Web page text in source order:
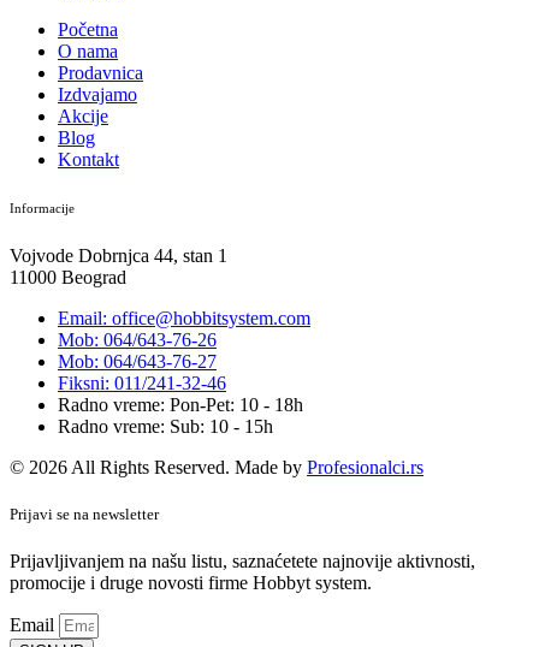
Početna
O nama
Prodavnica
Izdvajamo
Akcije
Blog
Kontakt
Informacije
Vojvode Dobrnjca 44, stan 1
11000 Beograd
Email: office@hobbitsystem.com
Mob: 064/643-76-26
Mob: 064/643-76-27
Fiksni: 011/241-32-46
Radno vreme: Pon-Pet: 10 - 18h
Radno vreme: Sub: 10 - 15h
© 2026 All Rights Reserved. Made by Profesionalci.rs
Prijavi se na newsletter
Prijavljivanjem na našu listu, saznaćetete najnovije aktivnosti,
promocije i druge novosti firme Hobbyt system.
Email